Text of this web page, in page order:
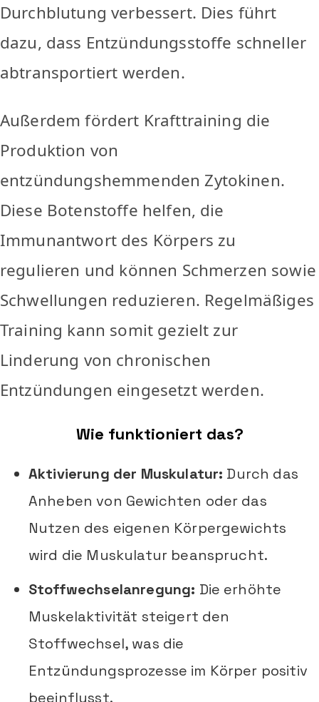
Durchblutung verbessert. Dies führt
dazu, dass Entzündungsstoffe schneller
abtransportiert werden.
Außerdem fördert Krafttraining die
Produktion von
entzündungshemmenden Zytokinen.
Diese Botenstoffe helfen, die
Immunantwort des Körpers zu
regulieren und können Schmerzen sowie
Schwellungen reduzieren. Regelmäßiges
Training kann somit gezielt zur
Linderung von chronischen
Entzündungen eingesetzt werden.
Wie funktioniert das?
Aktivierung der Muskulatur: Durch das
Anheben von Gewichten oder das
Nutzen des eigenen Körpergewichts
wird die Muskulatur beansprucht.
Stoffwechselanregung: Die erhöhte
Muskelaktivität steigert den
Stoffwechsel, was die
Entzündungsprozesse im Körper positiv
beeinflusst.